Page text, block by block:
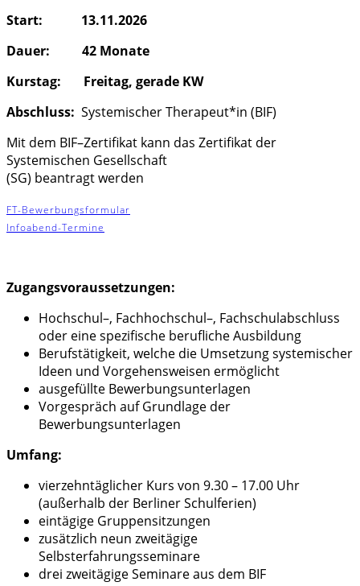
Start: 13.11.2026
Dauer: 42 Monate
Kurstag: Freitag, gerade KW
Abschluss: Systemischer Therapeut*in (BIF)
Mit dem BIF–Zertifikat kann das Zertifikat der
Systemischen Gesellschaft
(SG) beantragt werden
FT-Bewerbungsformular
Infoabend-Termine
Zugangsvoraussetzungen:
Hochschul–, Fachhochschul–, Fachschulabschluss
oder einespezifische berufliche Ausbildung
Berufstätigkeit, welche die Umsetzung systemischer
Ideen und Vorgehensweisen ermöglicht
ausgefüllte Bewerbungsunterlagen
Vorgespräch auf Grundlage der
Bewerbungsunterlagen
Umfang:
vierzehntäglicher Kurs von 9.30– 17.00 Uhr
(außerhalb der Berliner Schulferien)
eintägige Gruppensitzungen
zusätzlich neun zweitägige
Selbsterfahrungsseminare
drei zweitägige Seminare aus dem BIF